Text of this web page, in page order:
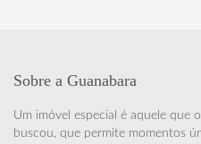
Sobre a Guanabara
Um imóvel especial é aquele que
buscou, que permite momentos